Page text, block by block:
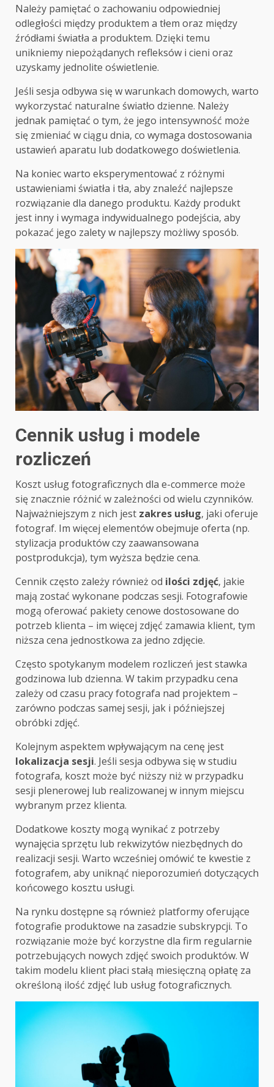
Należy pamiętać o zachowaniu odpowiedniej
odległości między produktem a tłem oraz między
źródłami światła a produktem. Dzięki temu
unikniemy niepożądanych refleksów i cieni oraz
uzyskamy jednolite oświetlenie.
Jeśli sesja odbywa się w warunkach domowych, warto
wykorzystać naturalne światło dzienne. Należy
jednak pamiętać o tym, że jego intensywność może
się zmieniać w ciągu dnia, co wymaga dostosowania
ustawień aparatu lub dodatkowego doświetlenia.
Na koniec warto eksperymentować z różnymi
ustawieniami światła i tła, aby znaleźć najlepsze
rozwiązanie dla danego produktu. Każdy produkt
jest inny i wymaga indywidualnego podejścia, aby
pokazać jego zalety w najlepszy możliwy sposób.
Cennik usług i modele
rozliczeń
Koszt usług fotograficznych dla e-commerce może
się znacznie różnić w zależności od wielu czynników.
Najważniejszym z nich jest zakres usług, jaki oferuje
fotograf. Im więcej elementów obejmuje oferta (np.
stylizacja produktów czy zaawansowana
postprodukcja), tym wyższa będzie cena.
Cennik często zależy również od ilości zdjęć, jakie
mają zostać wykonane podczas sesji. Fotografowie
mogą oferować pakiety cenowe dostosowane do
potrzeb klienta – im więcej zdjęć zamawia klient, tym
niższa cena jednostkowa za jedno zdjęcie.
Często spotykanym modelem rozliczeń jest stawka
godzinowa lub dzienna. W takim przypadku cena
zależy od czasu pracy fotografa nad projektem –
zarówno podczas samej sesji, jak i późniejszej
obróbki zdjęć.
Kolejnym aspektem wpływającym na cenę jest
lokalizacja sesji. Jeśli sesja odbywa się w studiu
fotografa, koszt może być niższy niż w przypadku
sesji plenerowej lub realizowanej w innym miejscu
wybranym przez klienta.
Dodatkowe koszty mogą wynikać z potrzeby
wynajęcia sprzętu lub rekwizytów niezbędnych do
realizacji sesji. Warto wcześniej omówić te kwestie z
fotografem, aby uniknąć nieporozumień dotyczących
końcowego kosztu usługi.
Na rynku dostępne są również platformy oferujące
fotografie produktowe na zasadzie subskrypcji. To
rozwiązanie może być korzystne dla firm regularnie
potrzebujących nowych zdjęć swoich produktów. W
takim modelu klient płaci stałą miesięczną opłatę za
określoną ilość zdjęć lub usług fotograficznych.